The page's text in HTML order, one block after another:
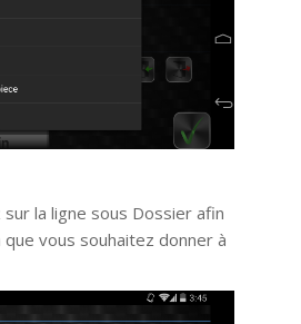
la ligne sous Dossier afin
que vous souhaitez donner à